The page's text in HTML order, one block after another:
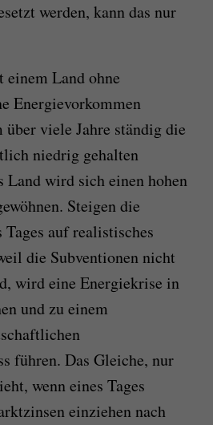
werden, kann das nur
einem Land ohne
Energievorkommen
viele Jahre ständig die
niedrig gehalten
Land wird sich einen hohen
Steigen die
auf realistisches
die Subventionen nicht
wird eine Energiekrise in
und zu einem
führen. Das Gleiche, nur
wenn eines Tages
einziehen nach